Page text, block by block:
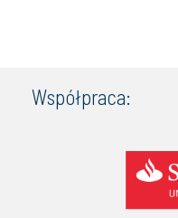
Współpraca: